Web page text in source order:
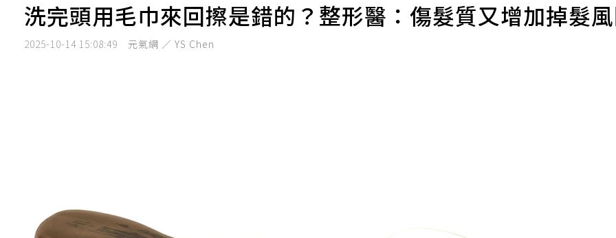
洗完頭用毛巾來回擦是錯的？整形醫：傷髮質又增加掉髮
2025-10-14 15:08:49 元氣網 ／ YS Chen